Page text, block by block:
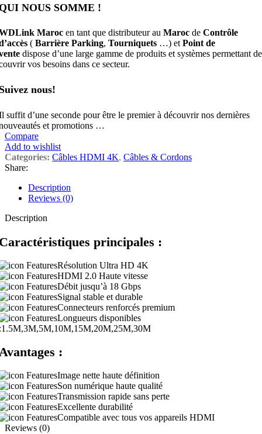
NOUS SOMME !
Maroc en tant que distributeur au Maroc de Contrôle
( Barrière Parking, Tourniquets …) etPoint de
dispose d’une large gamme de produits et systèmes permettant de
vos besoins dans ce secteur.
nous!
suffit d’une seconde pour être le premier à découvrir nos dernières
et promotions …
Compare
Add to wishlist
Categories: Câbles HDMI 4K, Câbles & Cordons
Share:
Description
Reviews (0)
Description
principales :
Résolution Ultra HD 4K
HDMI 2.0 Haute vitesse
Débit jusqu’à 18 Gbps
Signal stable et durable
Connecteurs renforcés premium
Longueurs disponibles
:
Image nette haute définition
Son numérique haute qualité
Transmission rapide sans perte
Excellente durabilité
Compatible avec tous vos appareils HDMI
Reviews (0)